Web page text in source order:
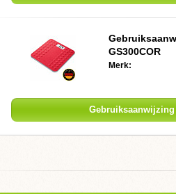
GS300COR
Merk:
Gebruiksaanwijzing